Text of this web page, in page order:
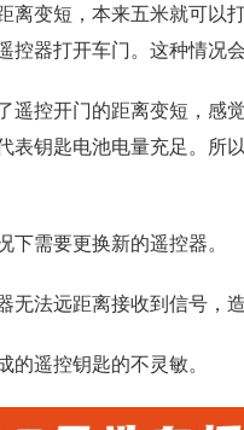
变短，本来五米就可以
器打开车门。这种情况
遥控开门的距离变短，感
表钥匙电池电量充足。所
需要更换新的遥控器。
法远距离接收到信号，造
遥控钥匙的不灵敏。